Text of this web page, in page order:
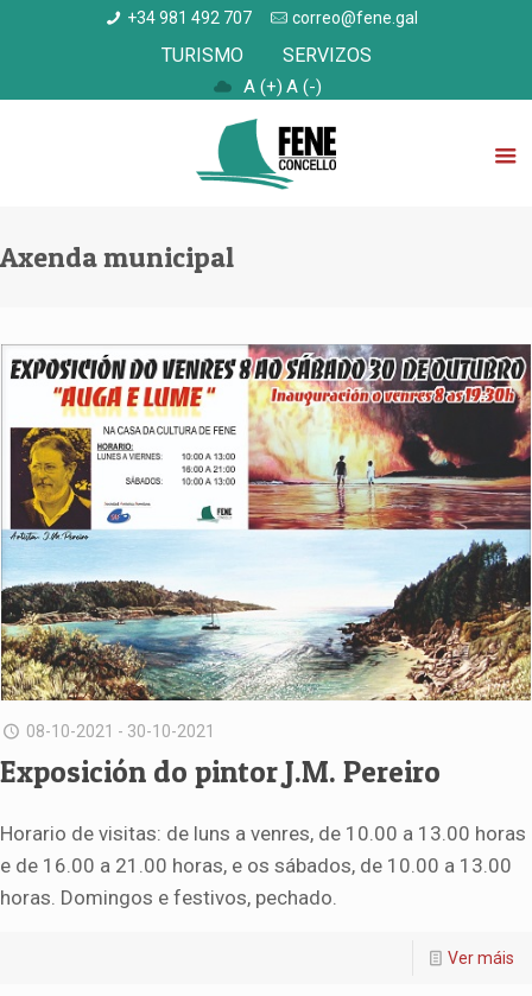
+34 981 492 707 correo@fene.gal
TURISMO SERVIZOS
A (+) A (-)
Axenda municipal
08-10-2021 - 30-10-2021
Exposición do pintor J.M. Pereiro
Horario de visitas: de luns a venres, de 10.00 a 13.00 horas
e de 16.00 a 21.00 horas, e os sábados, de 10.00 a 13.00
horas. Domingos e festivos, pechado.
Ver máis